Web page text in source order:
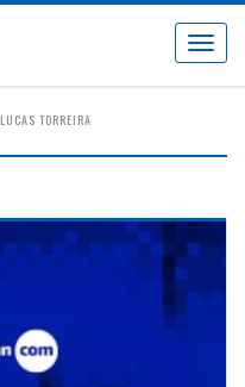
Toggle
LUCAS TORREIRA